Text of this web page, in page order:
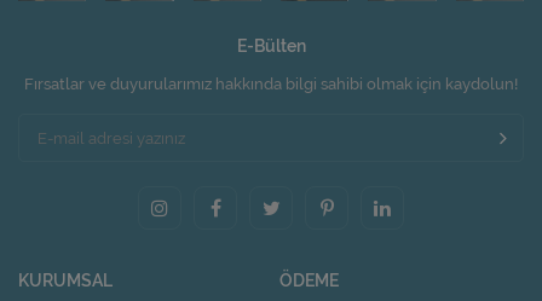
E-Bülten
Fırsatlar ve duyurularımız hakkında bilgi sahibi olmak için kaydolun!
KURUMSAL ÖDEME